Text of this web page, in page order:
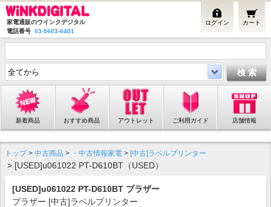
家電通販のウインクデジタル
電話番号 03-5603-6401
カート
ログイン
新着商品 おすすめ商品 アウトレット ご利用ガイド 店舗情報
トップ> 中古商品 > ・中古情報家電 > [中古]ラベルプリンター
> [USED]u061022 PT-D610BT（USED）
[USED]u061022 PT-D610BT ブラザー
ブラザー [中古]ラベルプリンター